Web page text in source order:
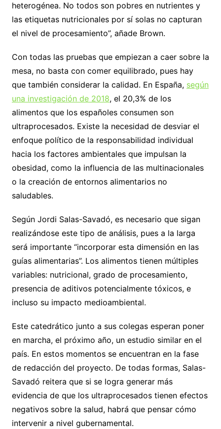
heterogénea. No todos son pobres en nutrientes y
las etiquetas nutricionales por sí solas no capturan
el nivel de procesamiento”, añade Brown.
Con todas las pruebas que empiezan a caer sobre la
mesa, no basta con comer equilibrado, pues hay
que también considerar la calidad. En España, según
una investigación de 2018, el 20,3% de los
alimentos que los españoles consumen son
ultraprocesados. Existe la necesidad de desviar el
enfoque político de la responsabilidad individual
hacia los factores ambientales que impulsan la
obesidad, como la influencia de las multinacionales
o la creación de entornos alimentarios no
saludables.
Según Jordi Salas-Savadó, es necesario que sigan
realizándose este tipo de análisis, pues a la larga
será importante “incorporar esta dimensión en las
guías alimentarias”. Los alimentos tienen múltiples
variables: nutricional, grado de procesamiento,
presencia de aditivos potencialmente tóxicos, e
incluso su impacto medioambiental.
Este catedrático junto a sus colegas esperan poner
en marcha, el próximo año, un estudio similar en el
país. En estos momentos se encuentran en la fase
de redacción del proyecto. De todas formas, Salas-
Savadó reitera que si se logra generar más
evidencia de que los ultraprocesados tienen efectos
negativos sobre la salud, habrá que pensar cómo
intervenir a nivel gubernamental.